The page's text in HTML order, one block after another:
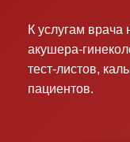
К услугам врача
акушера-
тест-листов,
пациентов.